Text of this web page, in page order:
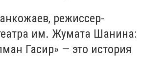
режиссер-
им. Жумата Шанина:
Гасир» — это история